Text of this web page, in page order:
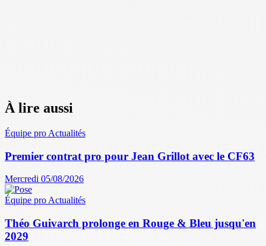
À lire aussi
Équipe pro Actualités
Premier contrat pro pour Jean Grillot avec le CF63
Mercredi 05/08/2026
Équipe pro Actualités
Théo Guivarch prolonge en Rouge & Bleu jusqu'en
2029